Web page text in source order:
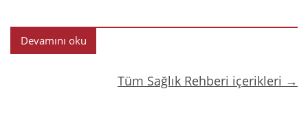
Devamını oku
Tüm Sağlık Rehberi içerikleri →